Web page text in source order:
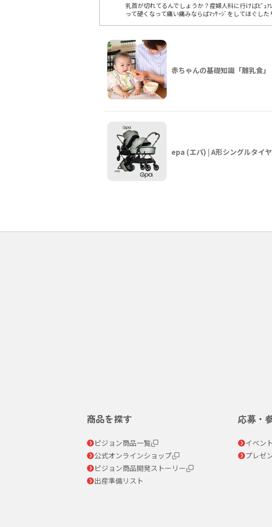
乳首が切れてるんでしょうか？産婦人科に行けばﾋﾟ
って硬くなって痛い痛みならばﾏｯｻｰｼﾞをしてほぐし
赤ちゃんの基礎知識「離乳食」
epa (エパ) | A形シングルタイ
商品を探す
ピジョン商品一覧
公式オンラインショップ
ピジョン商品開発ストーリー
出産準備リスト
応募・
イベント
プレゼ